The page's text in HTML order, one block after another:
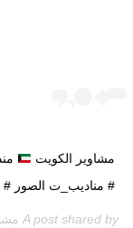
مشاوير الكويت
# مناديب_ت الصور
A post shared by